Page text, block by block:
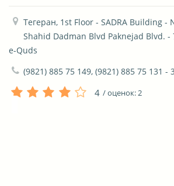
Тегеран, 1st Floor - SADRA Building -
Shahid Dadman Blvd Paknejad Blvd. -
e-Quds
(9821) 885 75 149, (9821) 885 75 131 - 3
4 / оценок:2